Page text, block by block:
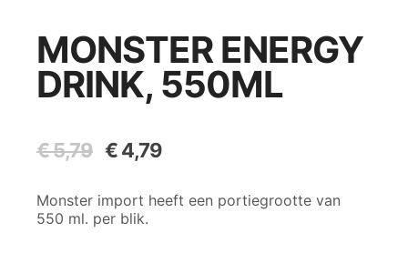
MONSTER ENERGY
DRINK, 550ML
€5,79
Oorspronkelijke
€ 5,79.
€4,79
€ 4,79.
Monster import heeft een portiegrootte van
550 ml. per blik.